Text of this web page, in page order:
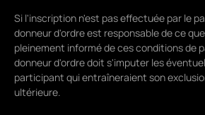
Si l'inscription n'est pas effectuée par le
donneur d'ordre est responsable de ce
pleinement informé de ces conditions de
donneur d'ordre doit s'imputer les
participant qui entraîneraient son
ultérieure.